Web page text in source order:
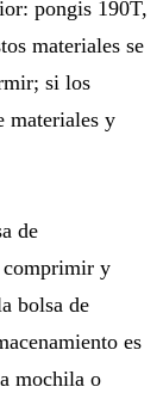
pongis 190T,
materiales se
si los
materiales y
de
comprimir y
bolsa de
es
mochila o